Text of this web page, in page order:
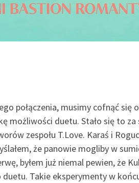
połączenia, musimy cofnąć się
możliwości duetu. Stało się to
zespołu T.Love. Karaś i
że panowie mogliby w
byłem już niemal pewien, że
Takie eksperymenty w